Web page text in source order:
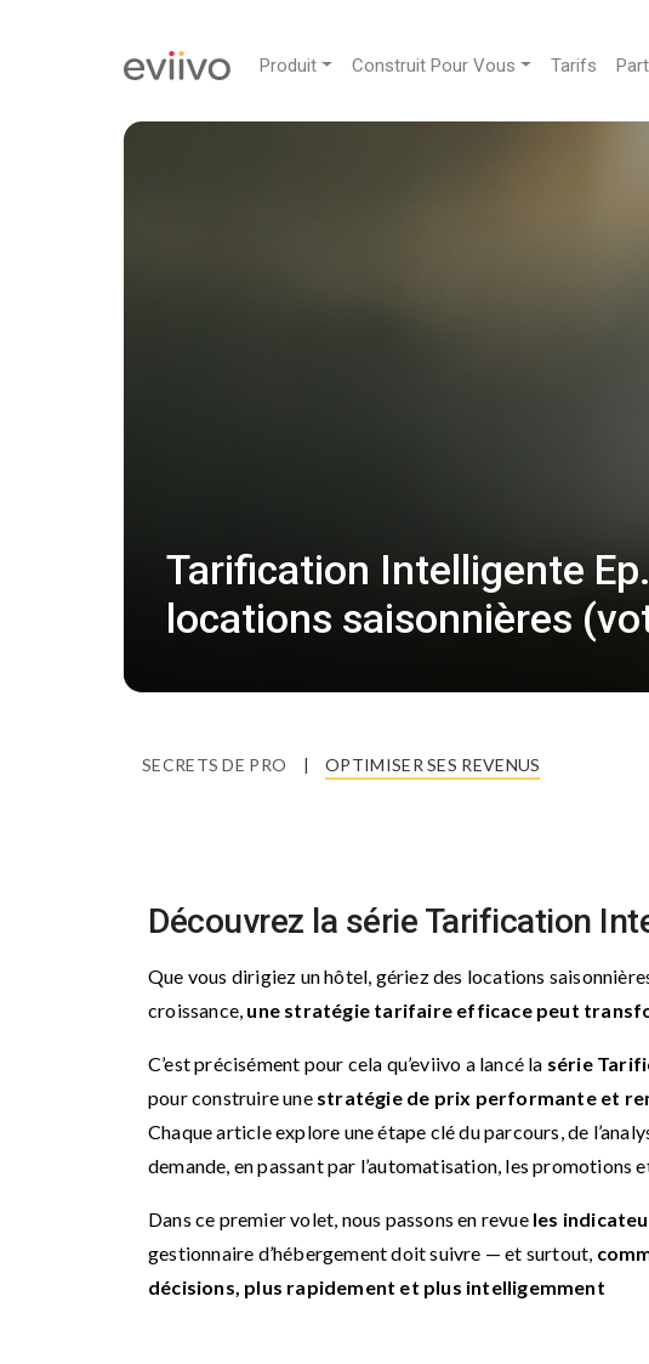
Produit Construit Pour Vous Tarifs
Tarification Intelligente
locations saisonnières
SECRETS DE PRO | OPTIMISER SES REVENUS
Découvrez la série Tarification
Que vous dirigiez un hôtel, gériez des locations
croissance, une stratégie tarifaire efficace peut
C’est précisément pour cela qu’eviivo a lancé la série
pour construire une stratégie de prix performante et
Chaque article explore une étape clé du parcours, de
demande, en passant par l’automatisation, les
Dans ce premier volet, nous passons en revue les
gestionnaire d’hébergement doit suivre — et surtout,
décisions, plus rapidement et plus intelligemment